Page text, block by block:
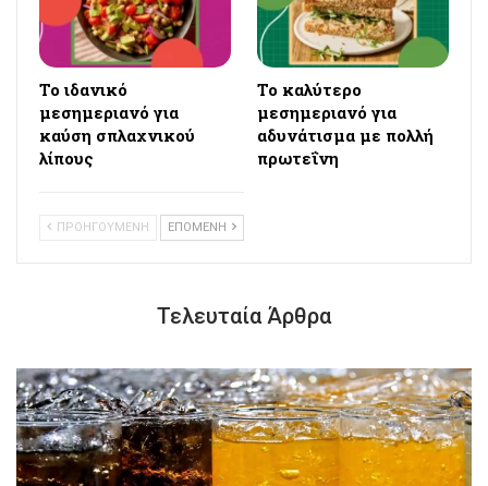
Το ιδανικό
μεσημεριανό για
καύση σπλαχνικού
λίπους
Το καλύτερο
μεσημεριανό για
αδυνάτισμα με πολλή
πρωτεΐνη
ΠΡΟΗΓΟΥΜΕΝΗ ΕΠΟΜΕΝΗ
Τελευταία Άρθρα